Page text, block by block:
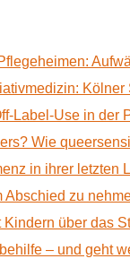
Label-Use in der
Wie
in ihrer letzten
Abschied zu
über das
– und geht